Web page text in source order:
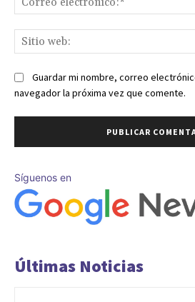
Guardar mi nombre, correo
navegador la próxima vez que comente.
Síguenos en
Últimas Noticias